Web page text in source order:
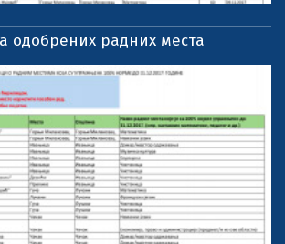
одобрених радних места